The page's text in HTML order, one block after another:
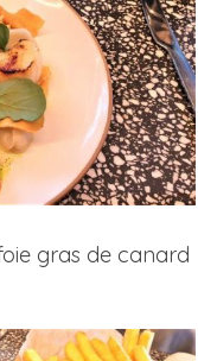
gras de canard